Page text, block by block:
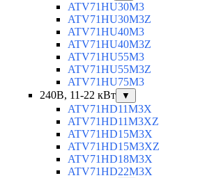
ATV71HU30M3
ATV71HU30M3Z
ATV71HU40M3
ATV71HU40M3Z
ATV71HU55M3
ATV71HU55M3Z
ATV71HU75M3
240В, 11-22 кВт
▼
ATV71HD11M3X
ATV71HD11M3XZ
ATV71HD15M3X
ATV71HD15M3XZ
ATV71HD18M3X
ATV71HD22M3X